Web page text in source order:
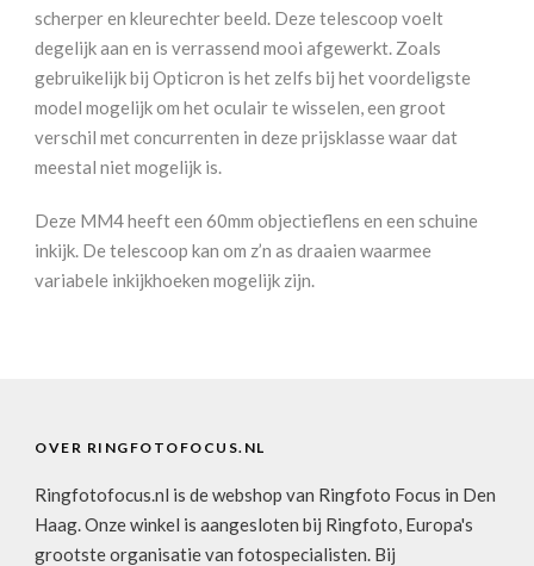
scherper en kleurechter beeld. Deze telescoop voelt
degelijk aan en is verrassend mooi afgewerkt. Zoals
gebruikelijk bij Opticron is het zelfs bij het voordeligste
model mogelijk om het oculair te wisselen, een groot
verschil met concurrenten in deze prijsklasse waar dat
meestal niet mogelijk is.
Deze MM4 heeft een 60mm objectieflens en een schuine
inkijk. De telescoop kan om z’n as draaien waarmee
variabele inkijkhoeken mogelijk zijn.
OVER RINGFOTOFOCUS.NL
Ringfotofocus.nl is de webshop van Ringfoto Focus in Den
Haag. Onze winkel is aangesloten bij Ringfoto, Europa's
grootste organisatie van fotospecialisten. Bij